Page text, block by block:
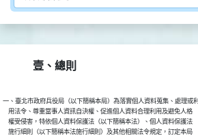
壹、總則
一、臺北市政府兵役局（以下簡稱本局）為落實個人資料蒐集、處理或利
    用法令、尊重當事人資訊自決權、促進個人資料合理利用及避免人格
    權受侵害，特依個人資料保護法（以下簡稱本法）、個人資料保護法
    施行細則（以下簡稱本法施行細則）及其他相關法令規定，訂定本局